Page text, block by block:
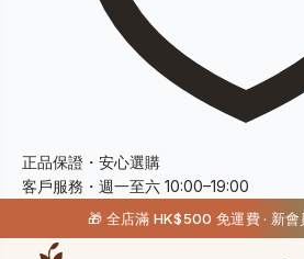
正品保證・安心選購
客戶服務・週一至六 10:00–19:00
🎁 全店滿 HK$500 免運費 · 新